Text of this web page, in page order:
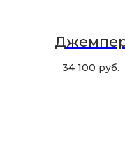
34 100 руб.